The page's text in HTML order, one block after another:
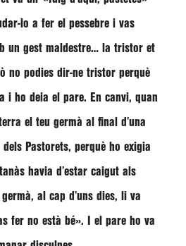
lo a fer el pessebre i vas
un gest maldestre… la tristor et
no podies dir-ne tristor perquè
i ho deia el pare. En canvi, quan
el teu germà al final d’una
Pastorets, perquè ho exigia
havia d’estar caigut als
al cap d’uns dies, li va
fer no està bé». I el pare ho va